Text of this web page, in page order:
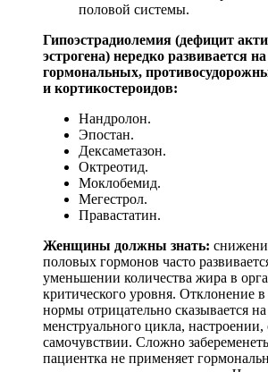
половой системы.
Гипоэстрадиолемия (дефицит
эстрогена) нередко развивается
гормональных,
и кортикостероидов:
Нандролон.
Эпостан.
Дексаметазон.
Октреотид.
Моклобемид.
Мегестрол.
Правастатин.
Женщины должны знать:
половых гормонов часто
уменьшении количества жира в
критического уровня. Отклонение
нормы отрицательно сказывается на
менструального цикла,
самочувствии. Сложно
пациентка не применяет